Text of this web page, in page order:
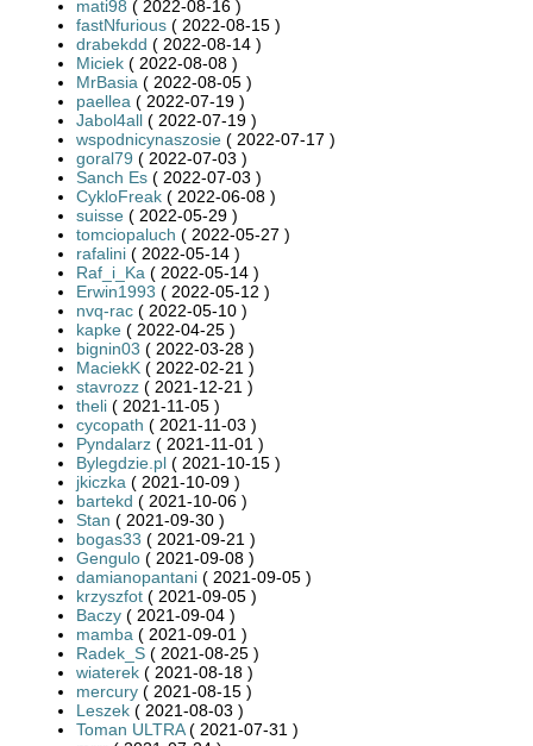
mati98 ( 2022-08-16 )
fastNfurious ( 2022-08-15 )
drabekdd ( 2022-08-14 )
Miciek ( 2022-08-08 )
MrBasia ( 2022-08-05 )
paellea ( 2022-07-19 )
Jabol4all ( 2022-07-19 )
wspodnicynaszosie ( 2022-07-17 )
goral79 ( 2022-07-03 )
Sanch Es ( 2022-07-03 )
CykloFreak ( 2022-06-08 )
suisse ( 2022-05-29 )
tomciopaluch ( 2022-05-27 )
rafalini ( 2022-05-14 )
Raf_i_Ka ( 2022-05-14 )
Erwin1993 ( 2022-05-12 )
nvq-rac ( 2022-05-10 )
kapke ( 2022-04-25 )
bignin03 ( 2022-03-28 )
MaciekK ( 2022-02-21 )
stavrozz ( 2021-12-21 )
theli ( 2021-11-05 )
cycopath ( 2021-11-03 )
Pyndalarz ( 2021-11-01 )
Bylegdzie.pl ( 2021-10-15 )
jkiczka ( 2021-10-09 )
bartekd ( 2021-10-06 )
Stan ( 2021-09-30 )
bogas33 ( 2021-09-21 )
Gengulo ( 2021-09-08 )
damianopantani ( 2021-09-05 )
krzyszfot ( 2021-09-05 )
Baczy ( 2021-09-04 )
mamba ( 2021-09-01 )
Radek_S ( 2021-08-25 )
wiaterek ( 2021-08-18 )
mercury ( 2021-08-15 )
Leszek ( 2021-08-03 )
Toman ULTRA( 2021-07-31 )